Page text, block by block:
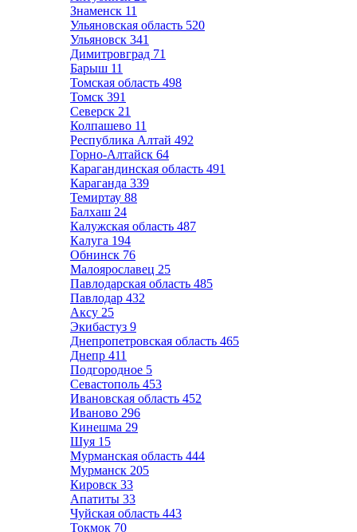
Знаменск 11
Ульяновская область 520
Ульяновск 341
Димитровград 71
Барыш 11
Томская область 498
Томск 391
Северск 21
Колпашево 11
Республика Алтай 492
Горно-Алтайск 64
Карагандинская область 491
Караганда 339
Темиртау 88
Балхаш 24
Калужская область 487
Калуга 194
Обнинск 76
Малоярославец 25
Павлодарская область 485
Павлодар 432
Аксу 25
Экибастуз 9
Днепропетровская область 465
Днепр 411
Подгородное 5
Севастополь 453
Ивановская область 452
Иваново 296
Кинешма 29
Шуя 15
Мурманская область 444
Мурманск 205
Кировск 33
Апатиты 33
Чуйская область 443
Токмок 70